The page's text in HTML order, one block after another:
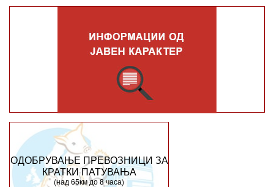
ОДОБРУВАЊЕ ПРЕВОЗНИЦИ ЗА
КРАТКИ ПАТУВАЊА
(над 65км до 8 часа)